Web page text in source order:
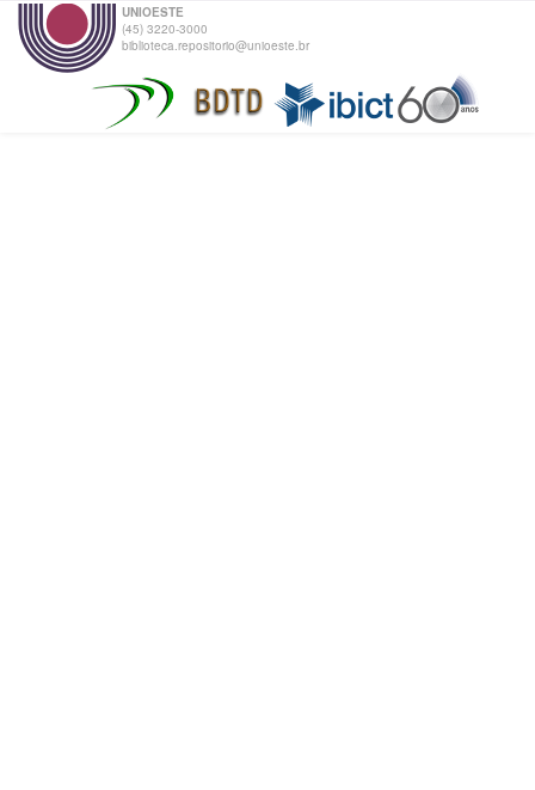
UNIOESTE
(45) 3220-3000
biblioteca.repositorio@unioeste.br